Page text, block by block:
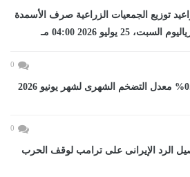
توزيع الجمعيات الزراعية صرف الأسمدة
25 يوليو 2026 04:00 مـ
0
0
الرد الإيرانى على ترامب لوقف الحرب